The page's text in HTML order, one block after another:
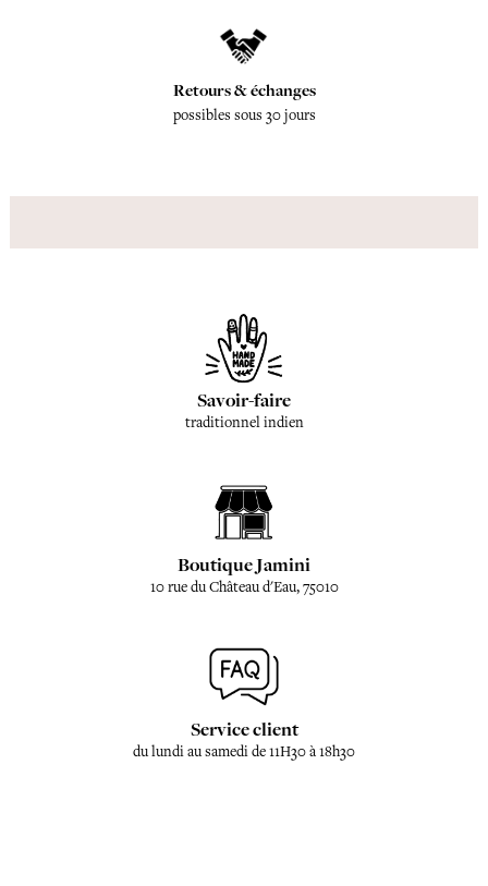
Retours & échanges
possibles sous 30 jours
Savoir-faire
traditionnel indien
Boutique Jamini
10 rue du Château d'Eau, 75010
Service client
du lundi au samedi de 11H30 à 18h30